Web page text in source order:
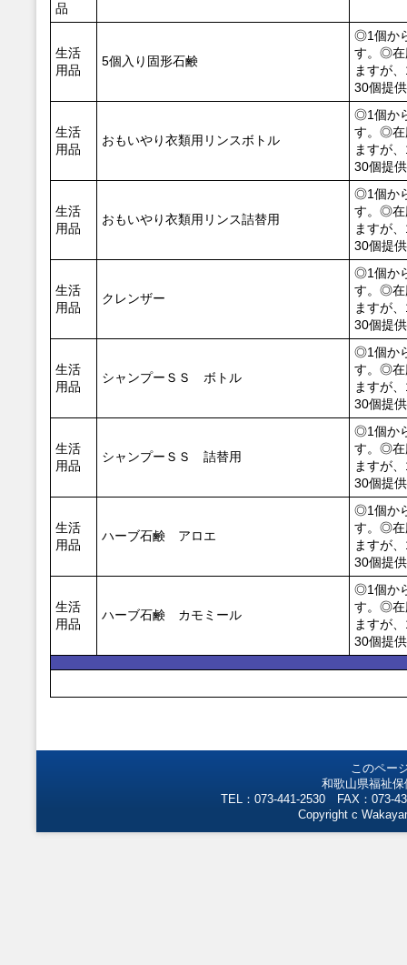
品
生活
用品
5個入り固形石鹸
◎1個か
す。◎在
ますが
30個提
生活
用品
おもいやり衣類用リンスボトル
◎1個か
す。◎在
ますが
30個提
生活
用品
おもいやり衣類用リンス詰替用
◎1個か
す。◎在
ますが
30個提
生活
用品
クレンザー
◎1個か
す。◎在
ますが
30個提
生活
用品
シャンプーＳＳ ボトル
◎1個か
す。◎在
ますが
30個提
生活
用品
シャンプーＳＳ 詰替用
◎1個か
す。◎在
ますが
30個提
生活
用品
ハーブ石鹸 アロエ
◎1個か
す。◎在
ますが
30個提
生活
用品
ハーブ石鹸 カモミール
◎1個か
す。◎在
ますが
30個提
このペー
和歌山県福祉
TEL：073-441-2530 FAX：073-
Copyright c